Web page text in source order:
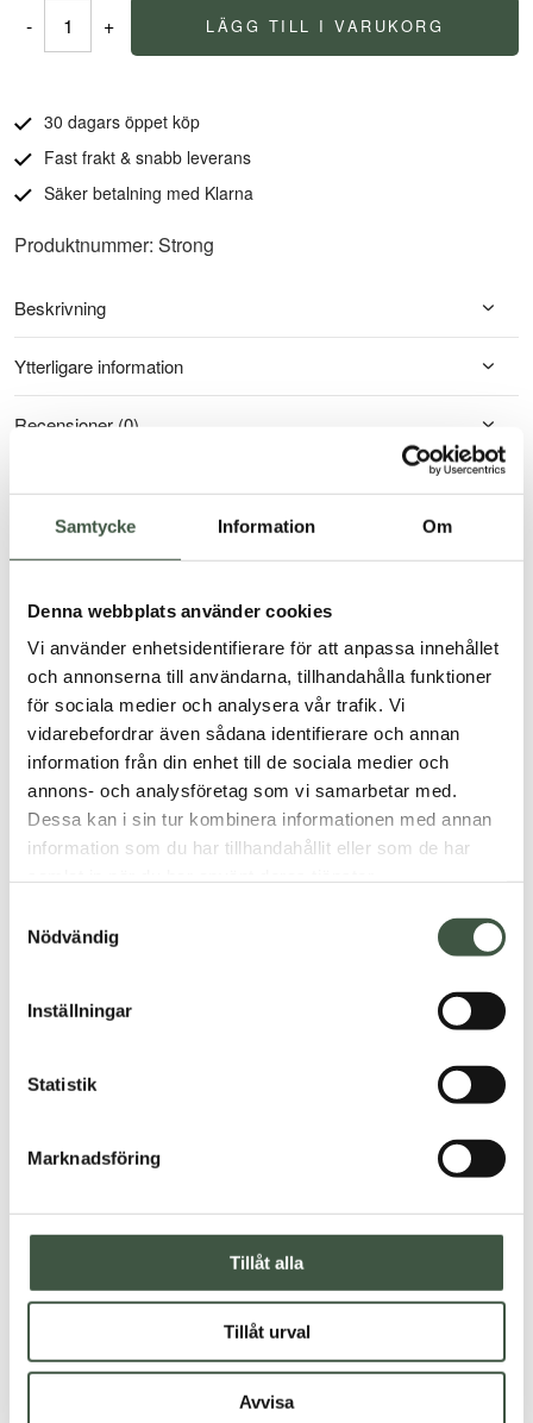
Samtycke Information Om
Denna webbplats använder cookies
Vi använder enhetsidentifierare för att anpassa innehållet
och annonserna till användarna, tillhandahålla funktioner
för sociala medier och analysera vår trafik. Vi
vidarebefordrar även sådana identifierare och annan
information från din enhet till de sociala medier och
annons- och analysföretag som vi samarbetar med.
Dessa kan i sin tur kombinera informationen med annan
information som du har tillhandahållit eller som de har
Nödvändig
Inställningar
Statistik
Marknadsföring
Tillåt alla
Tillåt urval
Avvisa
-
Strong
+ LÄGG TILL I VARUKORG
30 dagars öppet köp
Fast frakt & snabb leverans
Säker betalning med Klarna
Produktnummer: Strong
Beskrivning
Ytterligare information
Recensioner (0)
Du kanske också gillar …
Farmerrain STRONG